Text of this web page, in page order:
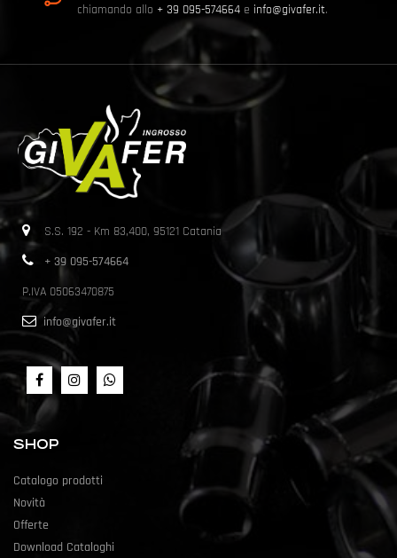
chiamando allo + 39 095-574664 e info@givafer.it.
S.S. 192 - Km 83,400, 95121 Catania
+ 39 095-574664
P.IVA 05063470875
info@givafer.it
SHOP
Catalogo prodotti
Novità
Offerte
Download Cataloghi